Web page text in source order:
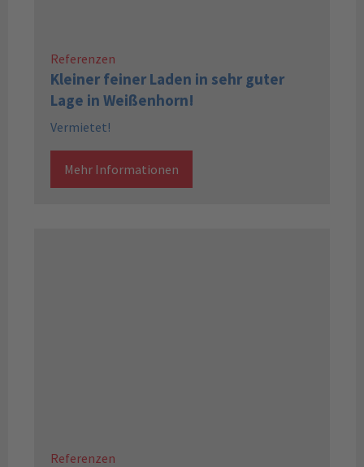
Referenzen
Kleiner feiner Laden in sehr guter
Lage in Weißenhorn!
Vermietet!
Mehr Informationen
Referenzen